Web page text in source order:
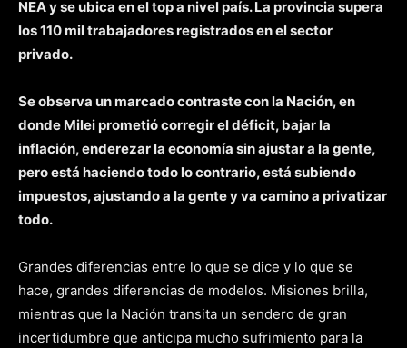
NEA y se ubica en el top a nivel país. La provincia supera
los 110 mil trabajadores registrados en el sector
privado.
Se observa un marcado contraste con la Nación, en
donde Milei prometió corregir el déficit, bajar la
inflación, enderezar la economía sin ajustar a la gente,
pero está haciendo todo lo contrario,está subiendo
impuestos, ajustando a la gente y va camino a privatizar
todo.
Grandes diferencias entre lo que se dice y lo que se
hace, grandes diferencias de modelos. Misiones brilla,
mientras que la Nación transita un sendero de gran
incertidumbre que anticipa mucho sufrimiento para la